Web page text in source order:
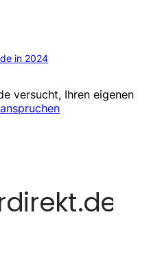
in 2024
versucht, Ihren eigenen